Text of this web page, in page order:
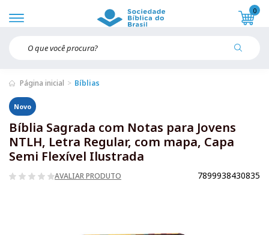
0
Página inicial Bíblias
Novo
Bíblia Sagrada com Notas para Jovens
NTLH, Letra Regular, com mapa, Capa
Semi Flexível Ilustrada
AVALIAR PRODUTO 7899938430835